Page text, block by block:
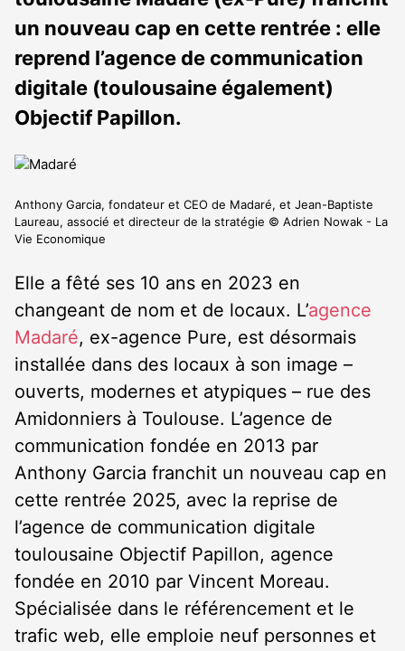
un nouveau cap en cette rentrée : elle
reprend l’agence de communication
digitale (toulousaine également)
Objectif Papillon.
Anthony Garcia, fondateur et CEO de Madaré, et Jean-Baptiste
Laureau, associé et directeur de la stratégie © Adrien Nowak - La
Vie Economique
Elle a fêté ses 10 ans en 2023 en
changeant de nom et de locaux. L’agence
Madaré, ex-agence Pure, est désormais
installée dans des locaux à son image –
ouverts, modernes et atypiques – rue des
Amidonniers à Toulouse. L’agence de
communication fondée en 2013 par
Anthony Garcia franchit un nouveau cap en
cette rentrée 2025, avec la reprise de
l’agence de communication digitale
toulousaine Objectif Papillon, agence
fondée en 2010 par Vincent Moreau.
Spécialisée dans le référencement et le
trafic web, elle emploie neuf personnes et